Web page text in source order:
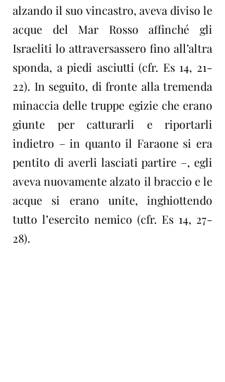
alzando il suo vincastro, aveva diviso le
acque del Mar Rosso affinché gli
Israeliti lo attraversassero fino all’altra
sponda, a piedi asciutti (cfr. Es 14, 21-
22). In seguito, di fronte alla tremenda
minaccia delle truppe egizie che erano
giunte per catturarli e riportarli
indietro – in quanto il Faraone si era
pentito di averli lasciati partire –, egli
aveva nuovamente alzato il braccio e le
acque si erano unite, inghiottendo
tutto l’esercito nemico (cfr. Es 14, 27-
28).